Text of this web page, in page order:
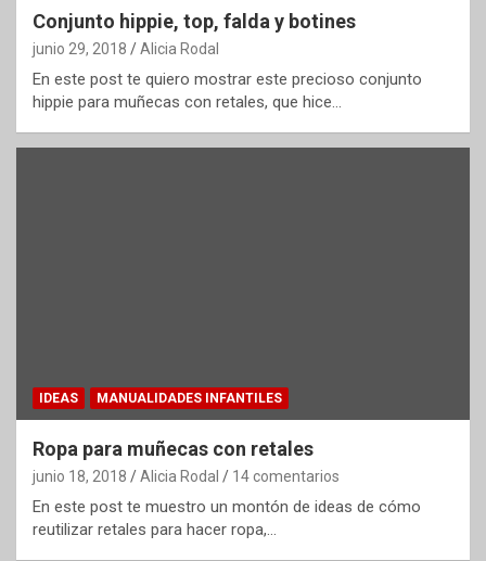
Conjunto hippie, top, falda y botines
junio 29, 2018 Alicia Rodal
En este post te quiero mostrar este precioso conjunto
hippie para muñecas con retales, que hice…
IDEAS MANUALIDADES INFANTILES
Ropa para muñecas con retales
junio 18, 2018 Alicia Rodal 14 comentarios
En este post te muestro un montón de ideas de cómo
reutilizar retales para hacer ropa,…